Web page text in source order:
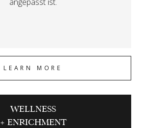
LEARN MORE
WELLNESS
+ ENRICHMENT